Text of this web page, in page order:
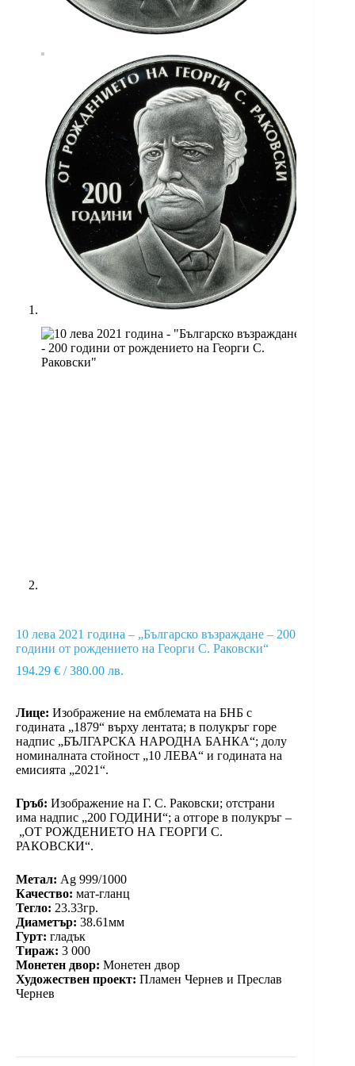
10 лева 2021 година – „Българско възраждане – 200
години от рождението на Георги С. Раковски“
194.29 € / 380.00 лв.
Лице: Изображение на емблемата на БНБ с
годината „1879“ върху лентата; в полукръг горе
надпис „БЪЛГАРСКА НАРОДНА БАНКА“; долу
номиналната стойност „10 ЛЕВА“ и годината на
емисията „2021“.
Гръб: Изображение на Г. С. Раковски; отстрани
има надпис „200 ГОДИНИ“; а отгоре в полукръг –
„ОТ РОЖДЕНИЕТО НА ГЕОРГИ С.
РАКОВСКИ“.
Метал: Ag 999/1000
Качество: мат-гланц
Тегло: 23.33гр.
Диаметър: 38.61мм
Гурт: гладък
Тираж: 3 000
Монетен двор: Монетен двор
Художествен проект: Пламен Чернев и Преслав
Чернев